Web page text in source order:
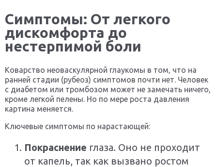
Симптомы: От легкого
дискомфорта до
нестерпимой боли
Коварство неоваскулярной глаукомы в том, что на
ранней стадии (рубеоз) симптомов почти нет. Человек
с диабетом или тромбозом может не замечать ничего,
кроме легкой пелены. Но по мере роста давления
картина меняется.
Ключевые симптомы по нарастающей:
Покраснение глаза. Оно не проходит
от капель, так как вызвано ростом